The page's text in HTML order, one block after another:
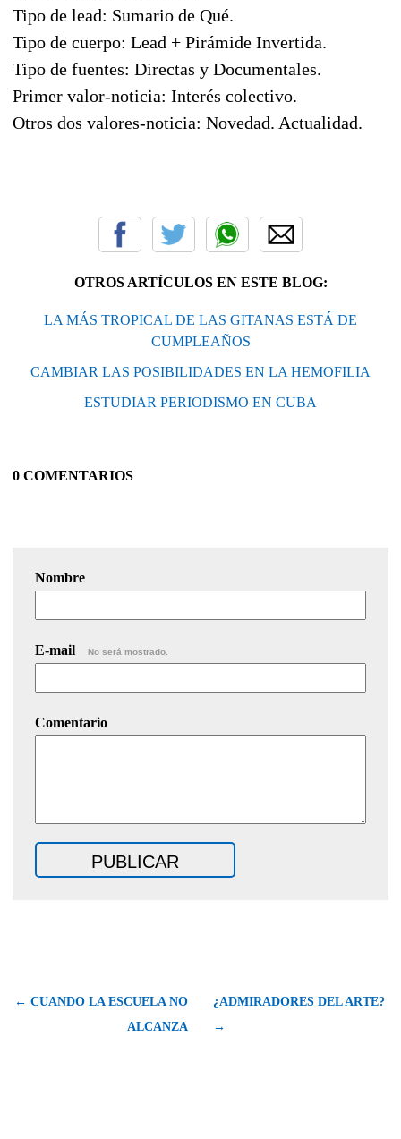
Tipo de lead: Sumario de Qué.
Tipo de cuerpo: Lead + Pirámide Invertida.
Tipo de fuentes: Directas y Documentales.
Primer valor-noticia: Interés colectivo.
Otros dos valores-noticia: Novedad. Actualidad.
OTROS ARTÍCULOS EN ESTE BLOG:
LA MÁS TROPICAL DE LAS GITANAS ESTÁ DE
CUMPLEAÑOS
CAMBIAR LAS POSIBILIDADES EN LA HEMOFILIA
ESTUDIAR PERIODISMO EN CUBA
0 COMENTARIOS
Nombre
E-mail No será mostrado.
Comentario
← CUANDO LA ESCUELA NO
ALCANZA
¿ADMIRADORES DEL ARTE?
→